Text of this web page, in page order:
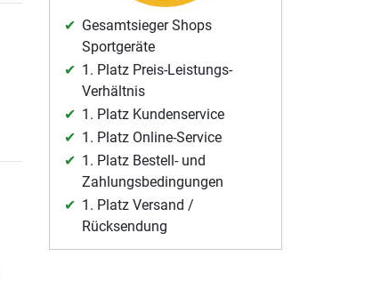
Gesamtsieger Shops
Sportgeräte
1. Platz Preis-Leistungs-
Verhältnis
1. Platz Kundenservice
1. Platz Online-Service
1. Platz Bestell- und
Zahlungsbedingungen
1. Platz Versand /
Rücksendung